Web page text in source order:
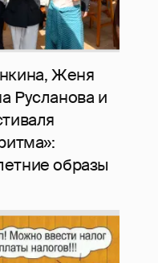
Женя
Русланова и
образы